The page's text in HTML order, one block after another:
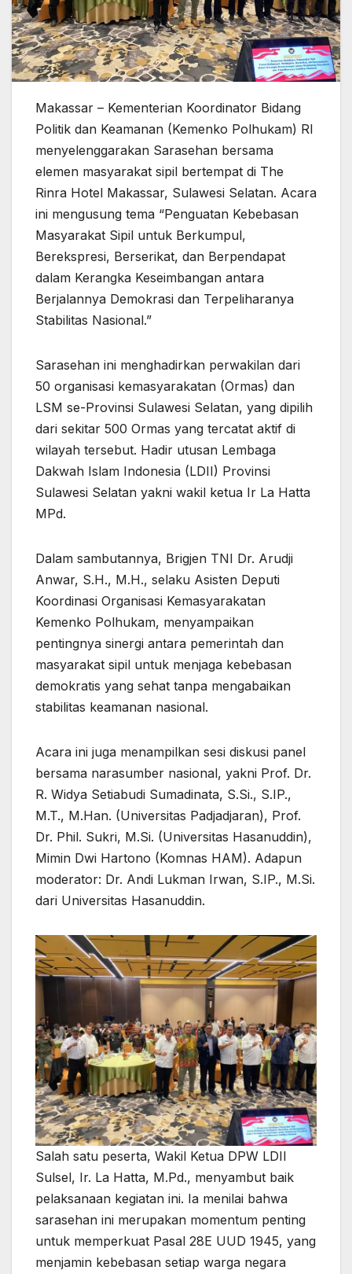
Makassar – Kementerian Koordinator Bidang
Politik dan Keamanan (Kemenko Polhukam) RI
menyelenggarakan Sarasehan bersama
elemen masyarakat sipil bertempat di The
Rinra Hotel Makassar, Sulawesi Selatan. Acara
ini mengusung tema “Penguatan Kebebasan
Masyarakat Sipil untuk Berkumpul,
Berekspresi, Berserikat, dan Berpendapat
dalam Kerangka Keseimbangan antara
Berjalannya Demokrasi dan Terpeliharanya
Stabilitas Nasional.”
Sarasehan ini menghadirkan perwakilan dari
50 organisasi kemasyarakatan (Ormas) dan
LSM se-Provinsi Sulawesi Selatan, yang dipilih
dari sekitar 500 Ormas yang tercatat aktif di
wilayah tersebut. Hadir utusan Lembaga
Dakwah Islam Indonesia (LDII) Provinsi
Sulawesi Selatan yakni wakil ketua Ir La Hatta
MPd.
Dalam sambutannya, Brigjen TNI Dr. Arudji
Anwar, S.H., M.H., selaku Asisten Deputi
Koordinasi Organisasi Kemasyarakatan
Kemenko Polhukam, menyampaikan
pentingnya sinergi antara pemerintah dan
masyarakat sipil untuk menjaga kebebasan
demokratis yang sehat tanpa mengabaikan
stabilitas keamanan nasional.
Acara ini juga menampilkan sesi diskusi panel
bersama narasumber nasional, yakni Prof. Dr.
R. Widya Setiabudi Sumadinata, S.Si., S.IP.,
M.T., M.Han. (Universitas Padjadjaran), Prof.
Dr. Phil. Sukri, M.Si. (Universitas Hasanuddin),
Mimin Dwi Hartono (Komnas HAM). Adapun
moderator: Dr. Andi Lukman Irwan, S.IP., M.Si.
dari Universitas Hasanuddin.
Salah satu peserta, Wakil Ketua DPW LDII
Sulsel, Ir. La Hatta, M.Pd., menyambut baik
pelaksanaan kegiatan ini. Ia menilai bahwa
sarasehan ini merupakan momentum penting
untuk memperkuat Pasal 28E UUD 1945, yang
menjamin kebebasan setiap warga negara